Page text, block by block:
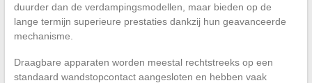
duurder dan de verdampingsmodellen, maar bieden op de
lange termijn superieure prestaties dankzij hun geavanceerde
mechanisme.
Draagbare apparaten worden meestal rechtstreeks op een
standaard wandstopcontact aangesloten en hebben vaak